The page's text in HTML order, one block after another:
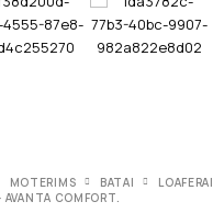
MOTERIMS BATAI
LOAFERAI
AVANTA COMFORT.